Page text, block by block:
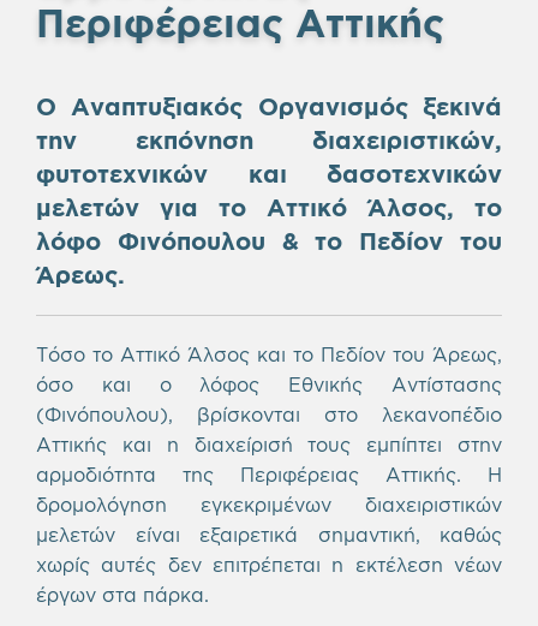
Περιφέρειας Αττικής
Ο Αναπτυξιακός Οργανισμός ξεκινά
την εκπόνηση διαχειριστικών,
φυτοτεχνικών και δασοτεχνικών
μελετών για το Αττικό Άλσος, το
λόφο Φινόπουλου & το Πεδίον του
Άρεως.
Τόσο το Αττικό Άλσος και το Πεδίον του Άρεως,
όσο και ο λόφος Εθνικής Αντίστασης
(Φινόπουλου), βρίσκονται στο λεκανοπέδιο
Αττικής και η διαχείρισή τους εμπίπτει στην
αρμοδιότητα της Περιφέρειας Αττικής. Η
δρομολόγηση εγκεκριμένων διαχειριστικών
μελετών είναι εξαιρετικά σημαντική, καθώς
χωρίς αυτές δεν επιτρέπεται η εκτέλεση νέων
έργων στα πάρκα.